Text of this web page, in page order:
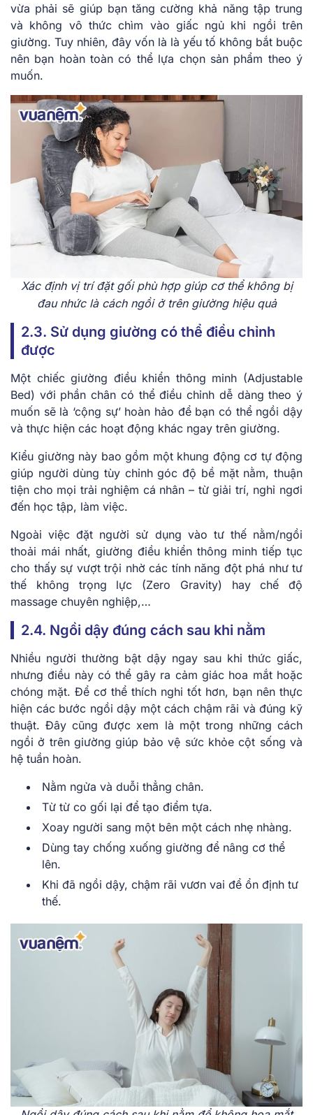
vừa phải sẽ giúp bạn tăng cường khả năng tập trung
và không vô thức chìm vào giấc ngủ khi ngồi trên
giường. Tuy nhiên, đây vốn là là yếu tố không bắt buộc
nên bạn hoàn toàn có thể lựa chọn sản phẩm theo ý
muốn.
Xác định vị trí đặt gối phù hợp giúp cơ thể không bị
đau nhức là cách ngồi ở trên giường hiệu quả
2.3. Sử dụng giường có thể điều chỉnh
được
Một chiếc giường điều khiển thông minh (Adjustable
Bed) với phần chân có thể điều chỉnh dễ dàng theo ý
muốn sẽ là ‘cộng sự’ hoàn hảo để bạn có thể ngồi dậy
và thực hiện các hoạt động khác ngay trên giường.
Kiểu giường này bao gồm một khung động cơ tự động
giúp người dùng tùy chỉnh góc độ bề mặt nằm, thuận
tiện cho mọi trải nghiệm cá nhân – từ giải trí, nghỉ ngơi
đến học tập, làm việc.
Ngoài việc đặt người sử dụng vào tư thế nằm/ngồi
thoải mái nhất, giường điều khiển thông minh tiếp tục
cho thấy sự vượt trội nhờ các tính năng đột phá như tư
thế không trọng lực (Zero Gravity) hay chế độ
massage chuyên nghiệp,…
2.4. Ngồi dậy đúng cách sau khi nằm
Nhiều người thường bật dậy ngay sau khi thức giấc,
nhưng điều này có thể gây ra cảm giác hoa mắt hoặc
chóng mặt. Để cơ thể thích nghi tốt hơn, bạn nên thực
hiện các bước ngồi dậy một cách chậm rãi và đúng kỹ
thuật. Đây cũng được xem là một trong những cách
ngồi ở trên giường giúp bảo vệ sức khỏe cột sống và
hệ tuần hoàn.
Nằm ngửa và duỗi thẳng chân.
Từ từ co gối lại để tạo điểm tựa.
Xoay người sang một bên một cách nhẹ nhàng.
Dùng tay chống xuống giường để nâng cơ thể
lên.
Khi đã ngồi dậy, chậm rãi vươn vai để ổn định tư
thế.